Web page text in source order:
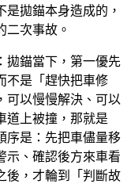
拋錨本身造成的，
二次事故。
拋錨當下，第一優先
不是「趕快把車修
可以慢慢解決、可以
道上被撞，那就是
序是：先把車儘量移
示、確認後方來車看
後，才輪到「判斷故